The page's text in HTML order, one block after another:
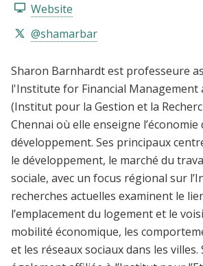
Website
@shamarbar
Sharon Barnhardt est professeure
l'Institute for Financial Management
(Institut pour la Gestion et la
Chennai où elle enseigne l’économie
développement. Ses principaux
le développement, le marché du
sociale, avec un focus régional sur
recherches actuelles examinent le
l’emplacement du logement et le
mobilité économique, les
et les réseaux sociaux dans les